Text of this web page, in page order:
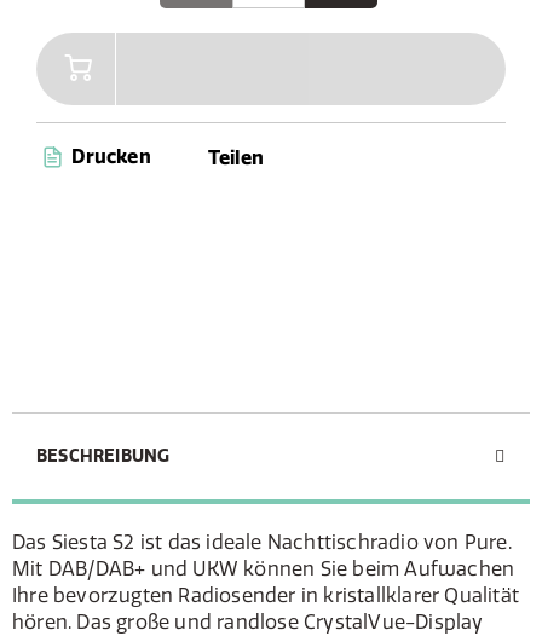
Drucken Teilen
BESCHREIBUNG
Das Siesta S2 ist das ideale Nachttischradio von Pure.
Mit DAB/DAB+ und UKW können Sie beim Aufwachen
Ihre bevorzugten Radiosender in kristallklarer Qualität
hören. Das große und randlose CrystalVue-Display